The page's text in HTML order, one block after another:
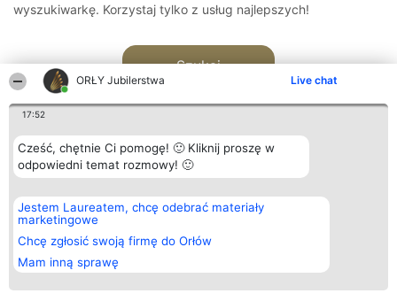
ORŁY Jubilerstwa Live chat
17:52
Cześć, chętnie Ci pomogę! 🙂 Kliknij proszę w
odpowiedni temat rozmowy! 🙂
Jestem Laureatem, chcę odebrać materiały
marketingowe
Chcę zgłosić swoją firmę do Orłów
Mam inną sprawę
wyszukiwarkę. Korzystaj tylko z usług najlepszych!
Szukaj
Organizator plebiscytu
Bright Side Solutions sp. z o.
o. sp. k.
ul. Ruska 22
Wrocław 50-079
KRS 0000749100 | Regon
381313360 | NIP 8943132676
Plebiscyt
Laureaci
wszystkich
Laureatów
Regulamin
Kontakt
Kontakt